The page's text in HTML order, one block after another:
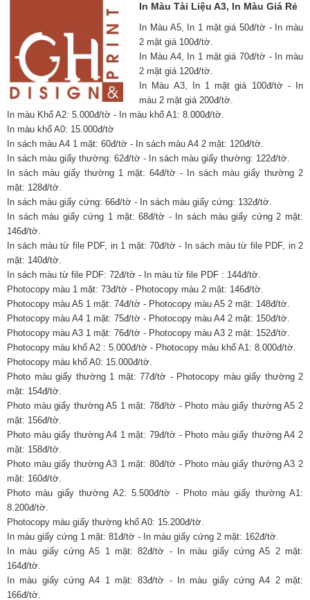
In Màu Tài Liệu A3, In Màu Giá Rẻ
In Màu A5, In 1 mặt giá 50đ/tờ - In màu
2 mặt giá 100đ/tờ.
In Màu A4, In 1 mặt giá 70đ/tờ - In màu
2 mặt giá 120đ/tờ.
In Màu A3, In 1 mặt giá 100đ/tờ - In
màu 2 mặt giá 200đ/tờ.
In màu Khổ A2: 5.000đ/tờ - In màu khổ A1: 8.000đ/tờ.
In màu khổ A0: 15.000đ/tờ
In sách màu A4 1 mặt: 60đ/tờ - In sách màu A4 2 mặt: 120đ/tờ.
In sách màu giấy thường: 62đ/tờ - In sách màu giấy thường: 122đ/tờ.
In sách màu giấy thường 1 mặt: 64đ/tờ - In sách màu giấy thường 2
mặt: 128đ/tờ.
In sách màu giấy cứng: 66đ/tờ - In sách màu giấy cứng: 132đ/tờ.
In sách màu giấy cứng 1 mặt: 68đ/tờ - In sách màu giấy cứng 2 mặt:
146đ/tờ.
In sách màu từ file PDF, in 1 mặt: 70đ/tờ - In sách màu từ file PDF, in 2
mặt: 140đ/tờ.
In sách màu từ file PDF: 72đ/tờ - In màu từ file PDF : 144đ/tờ.
Photocopy màu 1 mặt: 73đ/tờ - Photocopy màu 2 mặt: 146đ/tờ.
Photocopy màu A5 1 mặt: 74đ/tờ - Photocopy màu A5 2 mặt: 148đ/tờ.
Photocopy màu A4 1 mặt: 75đ/tờ - Photocopy màu A4 2 mặt: 150đ/tờ.
Photocopy màu A3 1 mặt: 76đ/tờ - Photocopy màu A3 2 mặt: 152đ/tờ.
Photocopy màu khổ A2 : 5.000đ/tờ - Photocopy màu khổ A1: 8.000đ/tờ.
Photocopy màu khổ A0: 15.000đ/tờ.
Photo màu giấy thường 1 mặt: 77đ/tờ - Photocopy màu giấy thường 2
mặt: 154đ/tờ.
Photo màu giấy thường A5 1 mặt: 78đ/tờ - Photo màu giấy thường A5 2
mặt: 156đ/tờ.
Photo màu giấy thường A4 1 mặt: 79đ/tờ - Photo màu giấy thường A4 2
mặt: 158đ/tờ.
Photo màu giấy thường A3 1 mặt: 80đ/tờ - Photo màu giấy thường A3 2
mặt: 160đ/tờ.
Photo màu giấy thường A2: 5.500đ/tờ - Photo màu giấy thường A1:
8.200đ/tờ.
Photocopy màu giấy thường khổ A0: 15.200đ/tờ.
In màu giấy cứng 1 mặt: 81đ/tờ - In màu giấy cứng 2 mặt: 162đ/tờ.
In màu giấy cứng A5 1 mặt: 82đ/tờ - In màu giấy cứng A5 2 mặt:
164đ/tờ.
In màu giấy cứng A4 1 mặt: 83đ/tờ - In màu giấy cứng A4 2 mặt:
166đ/tờ.